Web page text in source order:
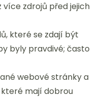
více zdrojů před jejich
které se zdají být
byly pravdivé; často
webové stránky a
mají dobrou